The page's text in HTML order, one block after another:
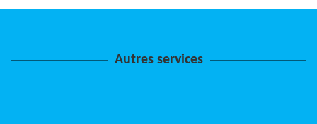
Autres services